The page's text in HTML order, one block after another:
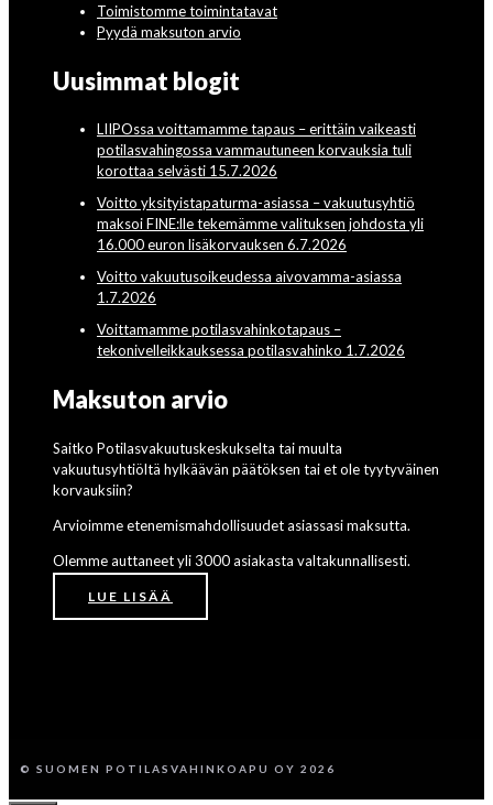
Toimistomme toimintatavat
Pyydä maksuton arvio
Uusimmat blogit
LIIPOssa voittamamme tapaus – erittäin vaikeasti
potilasvahingossa vammautuneen korvauksia tuli
korottaa selvästi 15.7.2026
Voitto yksityistapaturma-asiassa – vakuutusyhtiö
maksoi FINE:lle tekemämme valituksen johdosta yli
16.000 euron lisäkorvauksen 6.7.2026
Voitto vakuutusoikeudessa aivovamma-asiassa
1.7.2026
Voittamamme potilasvahinkotapaus –
tekonivelleikkauksessa potilasvahinko 1.7.2026
Maksuton arvio
Saitko Potilasvakuutuskeskukselta tai muulta
vakuutusyhtiöltä hylkäävän päätöksen tai et ole tyytyväinen
korvauksiin?
Arvioimme etenemismahdollisuudet asiassasi maksutta.
Olemme auttaneet yli 3000 asiakasta valtakunnallisesti.
LUE LISÄÄ
© SUOMEN POTILASVAHINKOAPU OY 2026